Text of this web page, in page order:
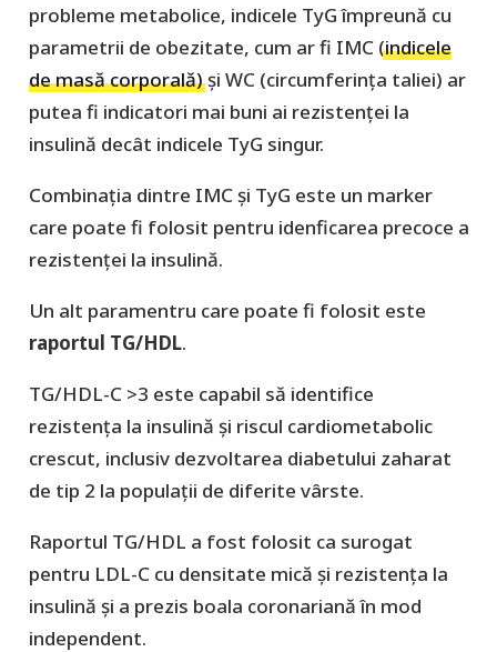
probleme metabolice, indicele TyG împreună cu
parametrii de obezitate, cum ar fi IMC (indicele
de masă corporală)și WC (circumferința taliei) ar
putea fi indicatori mai buni ai rezistenței la
insulină decât indicele TyG singur.
Combinația dintre IMC și TyG este un marker
care poate fi folosit pentru idenficarea precoce a
rezistenței la insulină.
Un alt paramentru care poate fi folosit este
raportul TG/HDL.
TG/HDL-C >3 este capabil să identifice
rezistența la insulină și riscul cardiometabolic
crescut, inclusiv dezvoltarea diabetului zaharat
de tip 2 la populații de diferite vârste.
Raportul TG/HDL a fost folosit ca surogat
pentru LDL-C cu densitate mică și rezistența la
insulină și a prezis boala coronariană în mod
independent.